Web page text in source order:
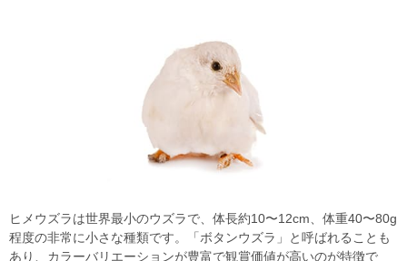
ヒメウズラは世界最小のウズラで、体長約10〜12cm、体重40〜80g
程度の非常に小さな種類です。「ボタンウズラ」と呼ばれることも
あり、カラーバリエーションが豊富で観賞価値が高いのが特徴で